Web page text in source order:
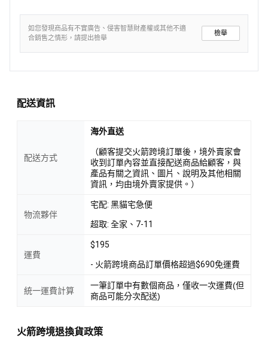
如您發現商品有不實廣告、侵害智慧財產權或其他不適
合銷售之情形，請提出檢舉
檢舉
配送資訊
配送方式
海外直送
（顧客提交火箭跨境訂單後，境外賣家會
收到訂單內容並直接配送商品給顧客，與
產品有關之資訊、圖片、說明及其他相關
資訊，均由境外賣家提供。）
物流夥伴
宅配: 黑貓宅急便
超取: 全家、7-11
運費
$195
- 火箭跨境商品訂單價格超過$690免運費
統一運費計算
一筆訂單中有數個商品，僅收一次運費(但
商品可能分次配送)
火箭跨境退換貨政策